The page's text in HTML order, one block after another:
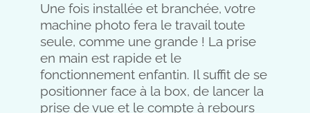
Une fois installée et branchée, votre
machine photo fera le travail toute
seule, comme une grande ! La prise
en main est rapide et le
fonctionnement enfantin. Il suffit de se
positionner face à la box, de lancer la
prise de vue et le compte à rebours